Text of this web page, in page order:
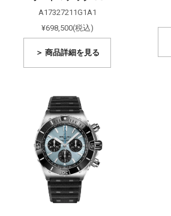
A17327211G1A1
¥698,500(税込)
＞ 商品詳細を見る